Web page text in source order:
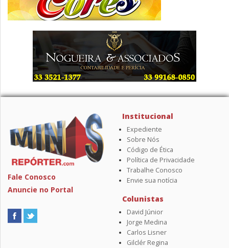
Fale Conosco
Anuncie no Portal
Institucional
Expediente
Sobre Nós
Código de Ética
Política de Privacidade
Trabalhe Conosco
Envie sua notícia
Colunistas
David Júnior
Jorge Medina
Carlos Lisner
Gilclér Regina